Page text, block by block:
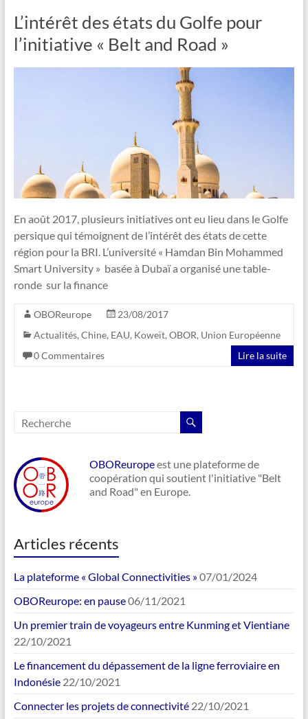
L’intérêt des états du Golfe pour
l’initiative « Belt and Road »
En août 2017, plusieurs initiatives ont eu lieu dans le Golfe
persique qui témoignent de l’intérêt des états de cette
région pour la BRI. L’université « Hamdan Bin Mohammed
Smart University » basée à Dubaï a organisé une table-
ronde sur la finance
OBOReurope
23/08/2017
Actualités, Chine, EAU, Koweït, OBOR, Union Européenne
0 Commentaires
Lire la suite
OBOReuropeest une plateforme de
coopération qui soutient l'initiative "Belt
and Road" en Europe.
Articles récents
La plateforme « Global Connectivities »07/01/2024
OBOReurope: en pause06/11/2021
Un premier train de voyageurs entre Kunming et Vientiane
22/10/2021
Le financement du dépassement de la ligne ferroviaire en
Indonésie 22/10/2021
Connecter les projets de connectivité 22/10/2021